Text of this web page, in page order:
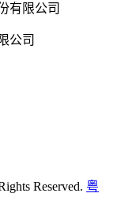
有限公司
公司
Reserved. 粤